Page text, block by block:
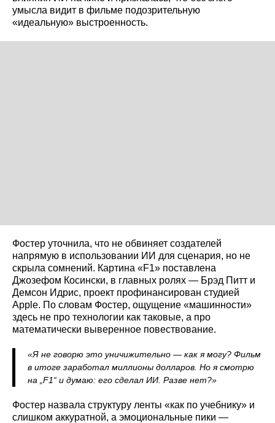
умысла видит в фильме подозрительную
«идеальную» выстроенность.
Фостер уточнила, что не обвиняет создателей
напрямую в использовании ИИ для сценария, но не
скрыла сомнений. Картина «F1» поставлена
Джозефом Косински, в главных ролях — Брэд Питт и
Демсон Идрис, проект профинансирован студией
Apple. По словам Фостер, ощущение «машинности»
здесь не про технологии как таковые, а про
математически выверенное повествование.
«Я не говорю это уничижительно — как я могу? Фильм
в итоге заработал миллионы долларов. Но я смотрю
на „F1“ и думаю: его сделал ИИ. Разве нет?»
Фостер назвала структуру ленты «как по учебнику» и
слишком аккуратной, а эмоциональные пики —